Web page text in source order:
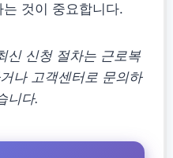
것이 중요합니다.
신 신청 절차는 근로복
나 고객센터로 문의하
니다.